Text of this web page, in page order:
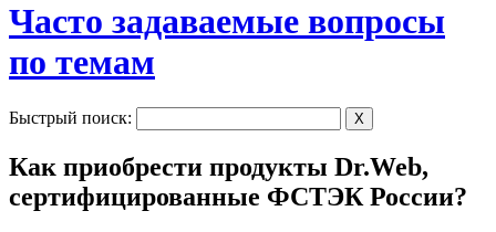
Часто задаваемые вопросы
по темам
Быстрый поиск: X
Как приобрести продукты Dr.Web,
сертифицированные ФСТЭК России?